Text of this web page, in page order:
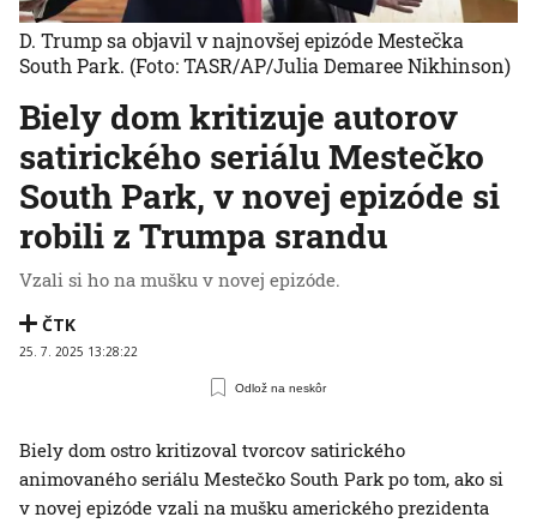
Biely dom kritizuje autorov
satirického seriálu Mestečko
South Park, v novej epizóde si
robili z Trumpa srandu
Vzali si ho na mušku v novej epizóde.
ČTK
25. 7. 2025 13:28:22
Odlož na neskôr
D. Trump sa objavil v najnovšej epizóde Mestečka
South Park. (Foto: TASR/AP/Julia Demaree Nikhinson)
Biely dom ostro kritizoval tvorcov satirického
animovaného seriálu Mestečko South Park po tom, ako si
v novej epizóde vzali na mušku amerického prezidenta